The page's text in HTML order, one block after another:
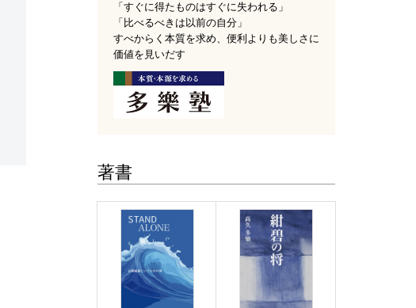
「すぐに得たものはすぐに失われる」
「比べるべきは以前の自分」
すべからく本質を求め、便利よりも美しさに
価値を見いだす
著書